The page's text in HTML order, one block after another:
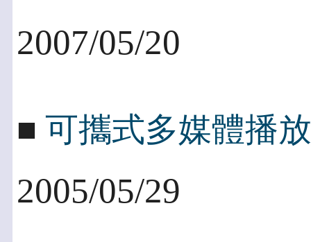
2007/05/20
■ 可攜式多媒體播
2005/05/29